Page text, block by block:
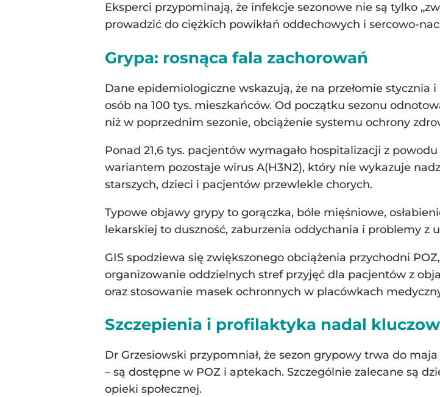
Eksperci przypominają, że infekcje sezonowe nie są tylko
prowadzić do ciężkich powikłań oddechowych i sercowo-
Grypa: rosnąca fala zachorowań
Dane epidemiologiczne wskazują, że na przełomie
osób na 100 tys. mieszkańców. Od początku sezonu
niż w poprzednim sezonie, obciążenie systemu ochrony
Ponad 21,6 tys. pacjentów wymagało hospitalizacji z
wariantem pozostaje wirus A(H3N2), który nie wykazuje
starszych, dzieci i pacjentów przewlekle chorych.
Typowe objawy grypy to gorączka, bóle mięśniowe,
lekarskiej to duszność, zaburzenia oddychania i problemy z
GIS spodziewa się zwiększonego obciążenia przychodni
organizowanie oddzielnych stref przyjęć dla pacjentów z
oraz stosowanie masek ochronnych w placówkach
Szczepienia i profilaktyka nadal
Dr Grzesiowski przypomniał, że sezon grypowy trwa do
– są dostępne w POZ i aptekach. Szczególnie zalecane są
opieki społecznej.